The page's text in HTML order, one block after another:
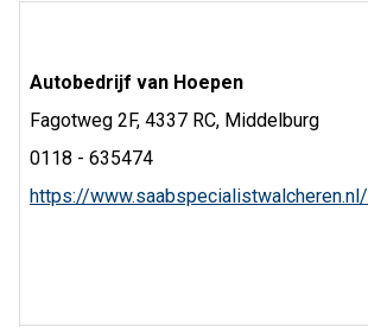
Autobedrijf van Hoepen
Fagotweg 2F, 4337 RC, Middelburg
0118 - 635474
https://www.saabspecialistwalcheren.nl/